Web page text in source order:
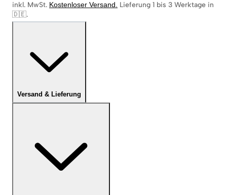
inkl. MwSt. Kostenloser Versand. Lieferung 1 bis 3 Werktage in
🇩🇪.
Versand & Lieferung